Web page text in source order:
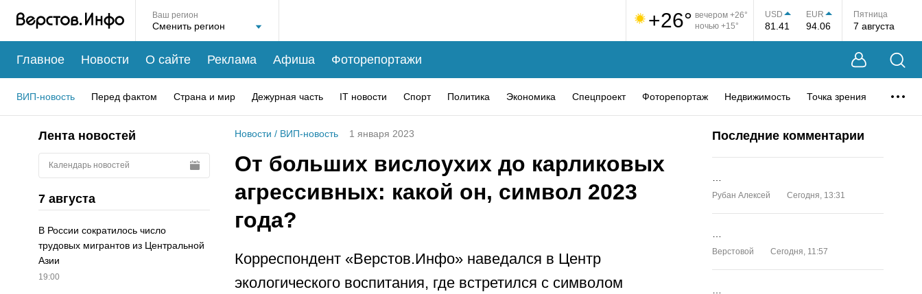
Ваш регион +26° вечером +26°
ночью +15°
USD
81.41
EUR
94.06
Пятница
7 августа
Главное Новости О сайте Реклама Афиша Фоторепортажи
ВИП-новость Перед фактом Страна и мир Дежурная часть IT новости Спорт Политика Экономика Спецпроект Фоторепортаж Недвижимость Точка зрения
Лента новостей
Календарь новостей
7 августа
В России сократилось число
трудовых мигрантов из Центральной
Азии
19:00
Новости / ВИП-новость 1 января 2023
От больших вислоухих до карликовых
агрессивных: какой он, символ 2023
года?
Корреспондент «Верстов.Инфо» наведался в Центр
экологического воспитания, где встретился с символом
Последние комментарии
Рубан Алексей Сегодня, 13:31
Верстовой Сегодня, 11:57